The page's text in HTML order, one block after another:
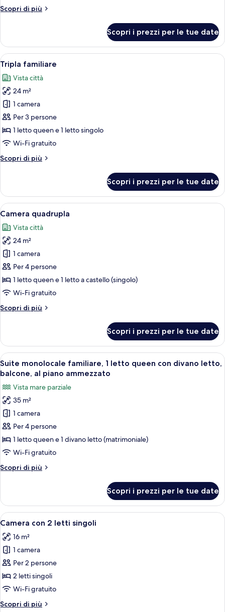
Scopri di più
Altri
doppia
Scopri i prezzi per le tue date
Apri
tutte
le
foto
per
Tripla
familiare
Una camera d'albergo con due letti,
4
Tripla familiare
Vista città
24 m²
1 camera
Per 3 persone
1 letto queen e 1 letto singolo
Wi-Fi gratuito
Scopri di più
Altri
familiare
Scopri i prezzi per le tue date
Apri
tutte
le
foto
per
Camera
quadrupla
Una camera con un letto a castello,
6
Camera quadrupla
Vista città
24 m²
1 camera
Per 4 persone
1 letto queen e 1 letto a castello (singolo)
Wi-Fi gratuito
Scopri di più
Altri
quadrupla
Scopri i prezzi per le tue date
Apri
tutte
foto
per
Suite
monolocale
familiare,
1
queen
letto,
balcone,
al
piano
ammezzato
Un letto rifatto con lenzuola bianche
4
Suite monolocale familiare, 1 letto queen con divano letto,
balcone, al piano ammezzato
Vista mare parziale
35 m²
1 camera
Per 4 persone
1 letto queen e 1 divano letto (matrimoniale)
Wi-Fi gratuito
Scopri di più
Altri
monolocale
familiare,
1
queen
con
divano
letto,
balcone,
al
piano
ammezzato
Scopri i prezzi per le tue date
Apri
tutte
le
foto
per
Camera
con
Una moderna camera d'albergo
4
Camera con 2 letti singoli
16 m²
1 camera
Per 2 persone
2 letti singoli
Wi-Fi gratuito
Scopri di più
Altri